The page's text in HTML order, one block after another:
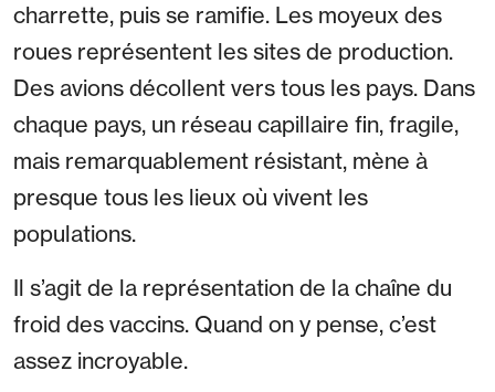
charrette, puis se ramifie. Les moyeux des
roues représentent les sites de production.
Des avions décollent vers tous les pays. Dans
chaque pays, un réseau capillaire fin, fragile,
mais remarquablement résistant, mène à
presque tous les lieux où vivent les
populations.
Il s’agit de la représentation de la chaîne du
froid des vaccins. Quand on y pense, c’est
assez incroyable.